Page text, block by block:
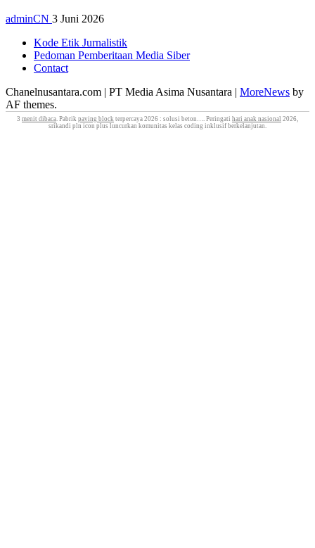
adminCN 3 Juni 2026
Kode Etik Jurnalistik
Pedoman Pemberitaan Media Siber
Contact
Chanelnusantara.com | PT Media Asima Nusantara | MoreNews by
AF themes.
3 menit dibaca. Pabrik paving block terpercaya 2026 : solusi beton…. Peringati hari anak nasional 2026,
srikandi pln icon plus luncurkan komunitas kelas coding inklusif berkelanjutan.